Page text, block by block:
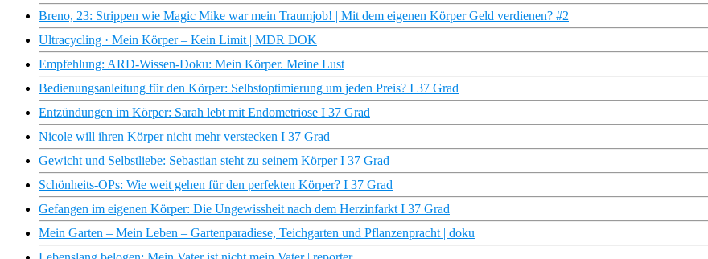
Breno, 23: Strippen wie Magic Mike war mein Traumjob! | Mit dem eigenen Körper Geld verdienen? #2
Ultracycling · Mein Körper – Kein Limit | MDR DOK
Empfehlung: ARD-Wissen-Doku: Mein Körper. Meine Lust
Bedienungsanleitung für den Körper: Selbstoptimierung um jeden Preis? I 37 Grad
Entzündungen im Körper: Sarah lebt mit Endometriose I 37 Grad
Nicole will ihren Körper nicht mehr verstecken I 37 Grad
Gewicht und Selbstliebe: Sebastian steht zu seinem Körper I 37 Grad
Schönheits-OPs: Wie weit gehen für den perfekten Körper? I 37 Grad
Gefangen im eigenen Körper: Die Ungewissheit nach dem Herzinfarkt I 37 Grad
Mein Garten – Mein Leben – Gartenparadiese, Teichgarten und Pflanzenpracht | doku